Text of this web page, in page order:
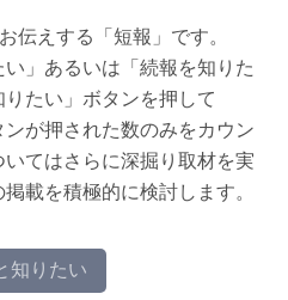
伝えする「短報」です。
い」あるいは「続報を知りた
たい」ボタンを押して
が押された数のみをカウン
てはさらに深掘り取材を実
載を積極的に検討します。
知りたい